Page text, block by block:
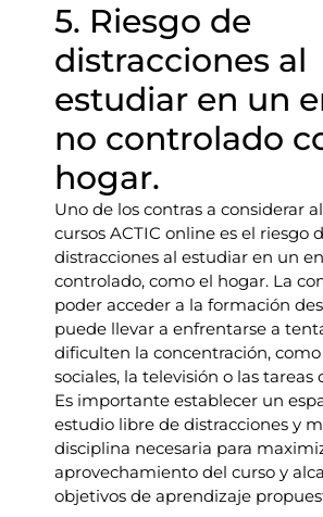
5. Riesgo de
distracciones al
estudiar en un
no controlado
hogar.
Uno de los contras a considerar
cursos ACTIC online es el riesgo
distracciones al estudiar en un
controlado, como el hogar. La
poder acceder a la formación
puede llevar a enfrentarse a
dificulten la concentración, como
sociales, la televisión o las tareas
Es importante establecer un
estudio libre de distracciones y
disciplina necesaria para
aprovechamiento del curso y
objetivos de aprendizaje